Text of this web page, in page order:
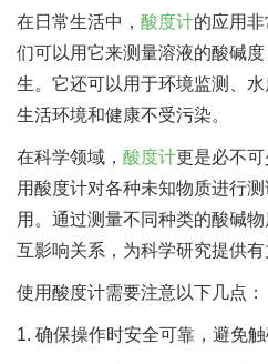
在日常生活中， 酸度计的应用
们可以用它来测量溶液的酸碱
生。它还可以用于环境监测、
生活环境和健康不受污染。
在科学领域， 酸度计更是必不
用酸度计对各种未知物质进行
用。通过测量不同种类的酸碱
互影响关系，为科学研究提供有
使用酸度计需要注意以下几点：
1. 确保操作时安全可靠，避免触